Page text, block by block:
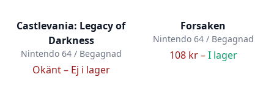
Castlevania: Legacy of
Darkness
Nintendo 64 / Begagnad
Okänt – Ej i lager
Forsaken
Nintendo 64 / Begagnad
108 kr –I lager